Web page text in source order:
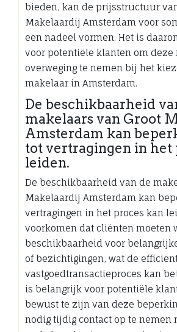
bieden, kan de prijsstructuur
Makelaardij Amsterdam voor
een nadeel vormen. Het is
voor potentiële klanten om deze
overweging te nemen bij het
makelaar in Amsterdam.
De beschikbaarheid
makelaars van Groot
Amsterdam kan
tot vertragingen in het
leiden.
De beschikbaarheid van de
Makelaardij Amsterdam kan
vertragingen in het proces kan
voorkomen dat cliënten moeten
beschikbaarheid voor
of bezichtigingen, wat de
vastgoedtransactieproces kan
is belangrijk voor potentiële
bewust te zijn van deze
nodig tijdig contact op te nemen